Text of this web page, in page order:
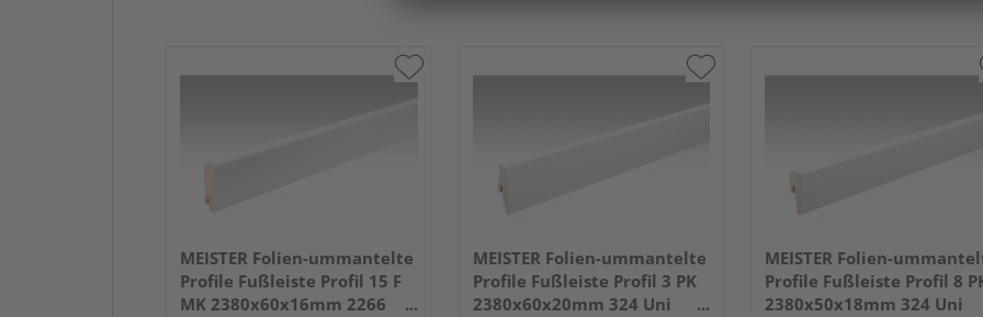
MEISTER Folien-ummantelte
Profile Fußleiste Profil 15 F
MK 2380x60x16mm 2266
MEISTER Folien-ummantelte
Profile Fußleiste Profil 3 PK
2380x60x20mm 324 Uni
MEISTER Folien-
Profile Fußleiste Profil 8
2380x50x18mm 324 Uni